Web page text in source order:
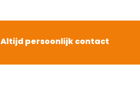
Altijd persoonlijk contact